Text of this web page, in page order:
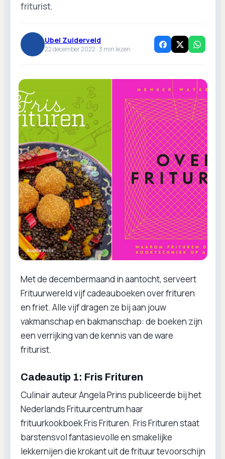
friturist.
Ubel Zuiderveld
22 december 2022 ·3 min lezen
Met de decembermaand in aantocht, serveert
Frituurwereld vijf cadeauboeken over frituren
en friet. Alle vijf dragen ze bij aan jouw
vakmanschap en bakmanschap: de boeken zijn
een verrijking van de kennis van de ware
friturist.
Cadeautip 1: Fris Frituren
Culinair auteur Angela Prins publiceerde bij het
Nederlands Frituurcentrum haar
frituurkookboek Fris Frituren. Fris Frituren staat
barstensvol fantasievolle en smakelijke
lekkernijen die krokant uit de frituur tevoorschijn